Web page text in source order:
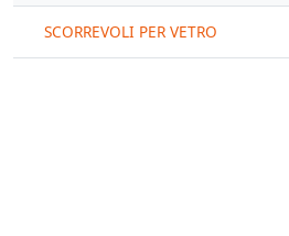
SCORREVOLI PER VETRO